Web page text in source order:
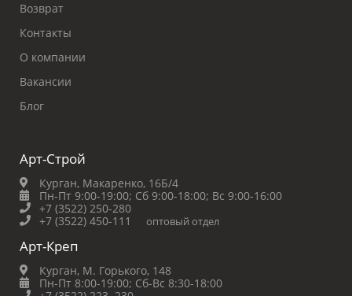
Возврат
Контакты
О компании
Вакансии
Блог
Арт-Строй
Курган, Макаренко, 16Б/4
Пн-Пт 9:00-19:00; Сб 9:00-18:00; Вс 9:00-16:00
+7 (3522) 250-280
+7 (3522) 450-111
оптовый отдел
Арт-Креп
Курган, М. Горького, 148
Пн-Пт 8:00-19:00; Сб-Вс 8:30-18:00